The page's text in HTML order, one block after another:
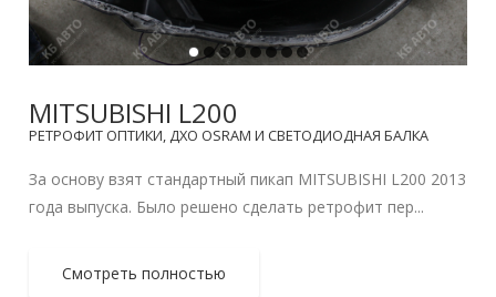
MITSUBISHI L200
РЕТРОФИТ ОПТИКИ, ДХО OSRAM И СВЕТОДИОДНАЯ БАЛКА
За основу взят стандартный пикап MITSUBISHI L200 2013
года выпуска. Было решено сделать ретрофит пер...
Смотреть полностью